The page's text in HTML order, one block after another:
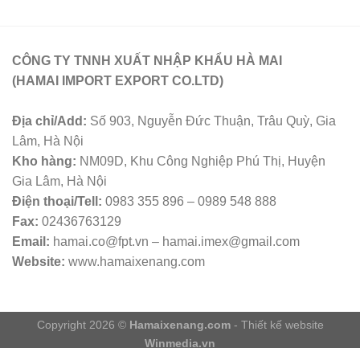
CÔNG TY TNNH XUẤT NHẬP KHẨU HÀ MAI
(HAMAI IMPORT EXPORT CO.LTD)
Địa chỉ/Add: Số 903, Nguyễn Đức Thuận, Trâu Quỳ, Gia
Lâm, Hà Nội
Kho hàng: NM09D, Khu Công Nghiệp Phú Thị, Huyện
Gia Lâm, Hà Nội
Điện thoại/Tell: 0983 355 896 – 0989 548 888
Fax: 02436763129
Email: hamai.co@fpt.vn – hamai.imex@gmail.com
Website: www.hamaixenang.com
Copyright 2026 © Hamaixenang.com- Thiết kế website
Winmedia.vn